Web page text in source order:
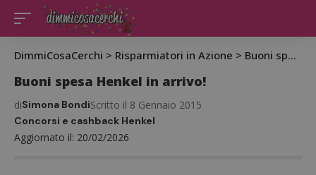
DimmiCosaCerchi > Risparmiatori in Azione > Buoni spesa Henkel in arrivo!
Buoni spesa Henkel in arrivo!
Aggiornato il: 20/02/2026
diSimona BondiScritto il 8 Gennaio 2015
Concorsi e cashback Henkel